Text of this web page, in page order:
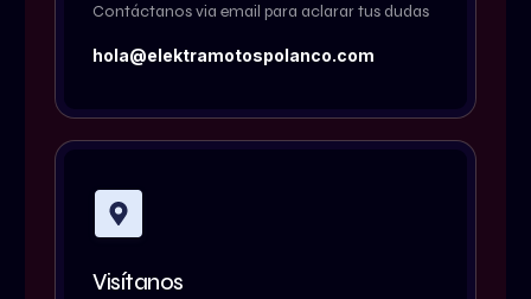
Contáctanos via email para aclarar tus dudas
hola@elektramotospolanco.com
Visítanos